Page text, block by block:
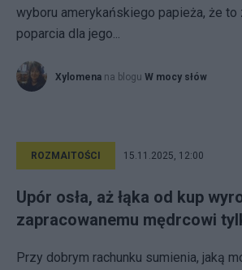
wyboru amerykańskiego papieża, że to
poparcia dla jego...
Xylomena na blogu W mocy słów
ROZMAITOŚCI 15.11.2025, 12:00
Upór osła, aż łąka od kup
zapracowanemu mędrcowi
Przy dobrym rachunku sumienia, jaką